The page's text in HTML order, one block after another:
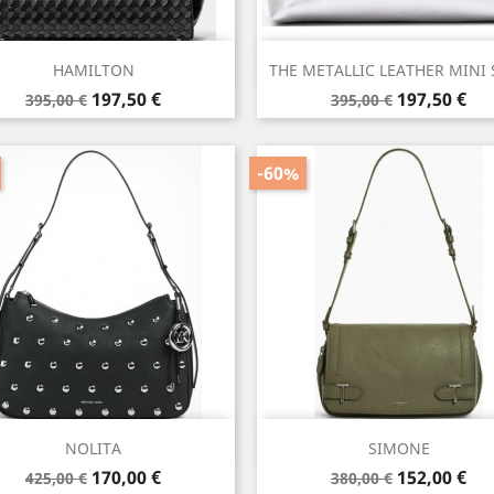
HAMILTON
Prix
de
395,00 € Prix
197,50 €
Aperçu rapide THE METALLIC LEATHER MINI
Prix
de
base
395,00 € Prix
197,50 €
 Aperçu rapide
NOLITA
Prix
425,00 € Prix
170,00 €
Aperçu rapide SIMONE
Prix
380,00 €
-60%
Prix
152,00 €
Aperçu rapide